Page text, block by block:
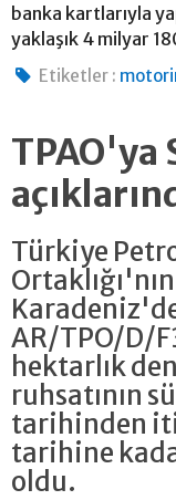
banka kartlarıyla
yaklaşık 4 milyar
Etiketler :
TPAO'ya
Türkiye
AR/TPO/D/
hektarlık
ruhsatının
tarihinden
tarihine
oldu.